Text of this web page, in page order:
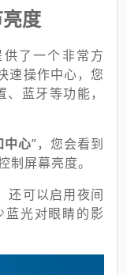
度
了一个非常方
速操作中心，您
蓝牙等功能，
中心”，您会看到
制屏幕亮度。
还可以启用夜间
蓝光对眼睛的影